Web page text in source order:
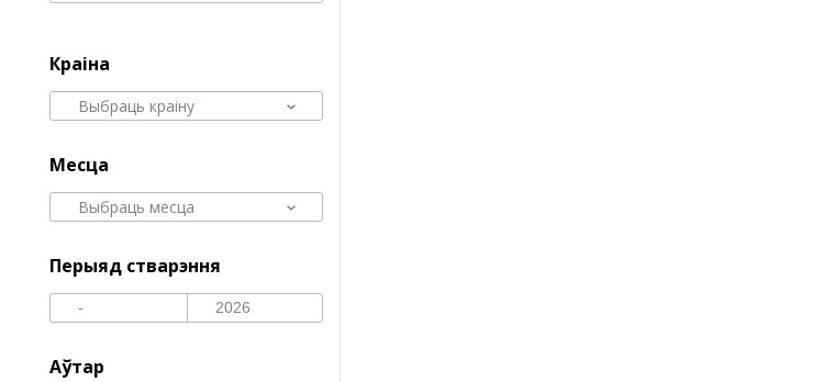
Краіна
Выбраць краіну
Месца
Выбраць месца
Перыяд стварэння
Аўтар